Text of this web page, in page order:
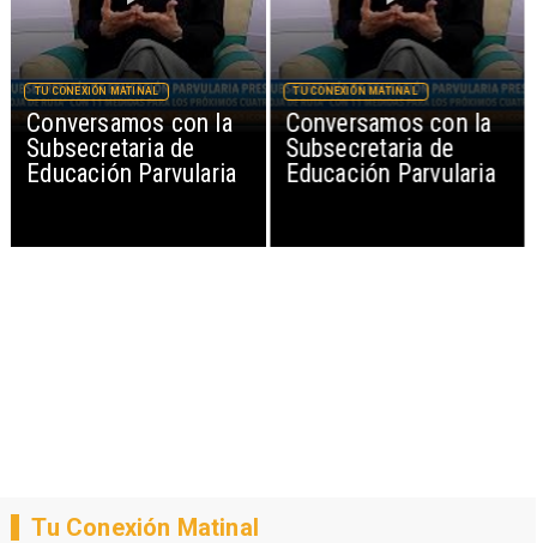
Conversamos con la
Subsecretaria de
Educación Parvularia
TU CONEXIÓN MATINAL
Conversamos con la
Subsecretaria de
Educación Parvularia
TU CONEXIÓN MATINAL
Tu Conexión Matinal